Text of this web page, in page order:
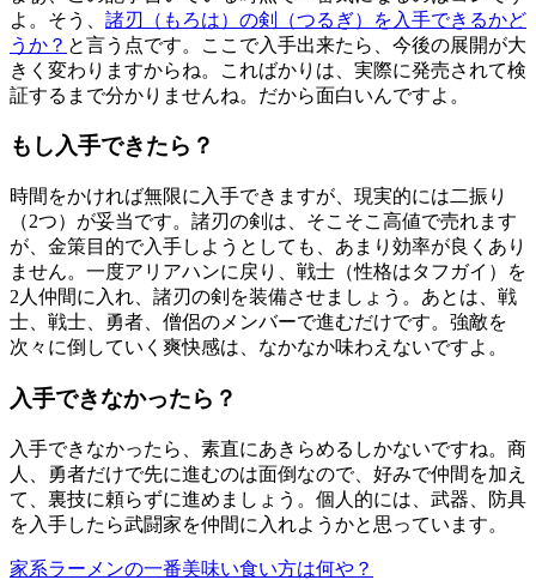
よ。そう、 諸刃（もろは）の剣（つるぎ）を入手できるかど
うか？ と言う点です。ここで入手出来たら、今後の展開が大
きく変わりますからね。こればかりは、実際に発売されて検
証するまで分かりませんね。だから面白いんですよ。
もし入手できたら？
時間をかければ無限に入手できますが、現実的には二振り
（2つ）が妥当です。諸刃の剣は、そこそこ高値で売れます
が、金策目的で入手しようとしても、あまり効率が良くあり
ません。一度アリアハンに戻り、戦士（性格はタフガイ）を
2人仲間に入れ、諸刃の剣を装備させましょう。あとは、戦
士、戦士、勇者、僧侶のメンバーで進むだけです。強敵を
次々に倒していく爽快感は、なかなか味わえないですよ。
入手できなかったら？
入手できなかったら、素直にあきらめるしかないですね。商
人、勇者だけで先に進むのは面倒なので、好みで仲間を加え
て、裏技に頼らずに進めましょう。個人的には、武器、防具
を入手したら武闘家を仲間に入れようかと思っています。
家系ラーメンの一番美味い食い方は何や？